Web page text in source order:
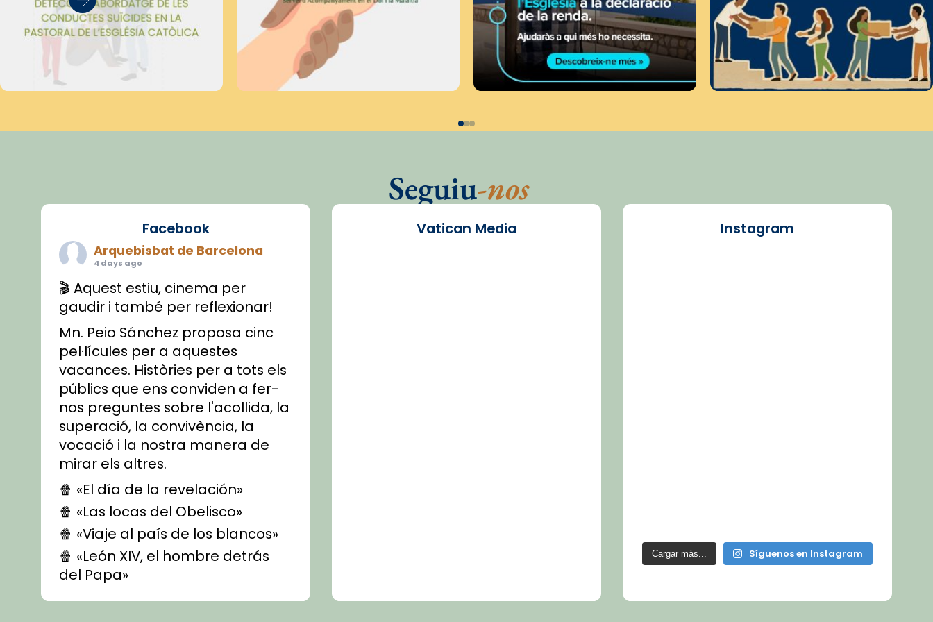
Seguiu-nos
Facebook
Arquebisbat de Barcelona
4 days ago
🎬 Aquest estiu, cinema per
gaudir i també per reflexionar!
Mn. Peio Sánchez proposa cinc
pel·lícules per a aquestes
vacances. Històries per a tots els
públics que ens conviden a fer-
nos preguntes sobre l'acollida, la
superació, la convivència, la
vocació i la nostra manera de
mirar els altres.
🍿 «El día de la revelación»
🍿 «Las locas del Obelisco»
🍿 «Viaje al país de los blancos»
🍿 «León XIV, el hombre detrás
del Papa»
🍿 «Las ovejas detectives»
Vatican Media Instagram
Cargar más... Síguenos en Instagram